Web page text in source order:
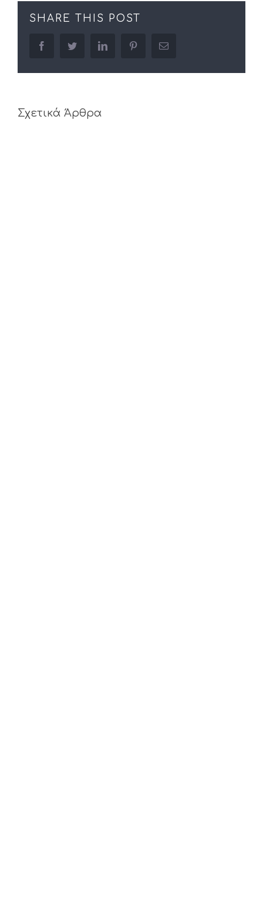
SHARE THIS POST
facebooktwitter linkedin pinterestEmail
Σχετικά Άρθρα